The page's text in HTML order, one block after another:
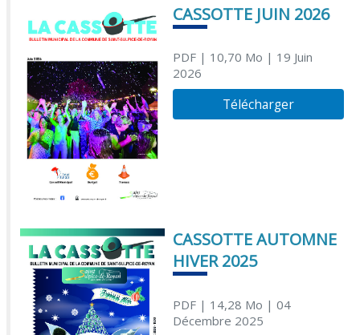
CASSOTTE JUIN 2026
PDF| 10,70 Mo | 19 Juin
2026
Télécharger
CASSOTTE AUTOMNE
HIVER 2025
PDF| 14,28 Mo | 04
Décembre 2025